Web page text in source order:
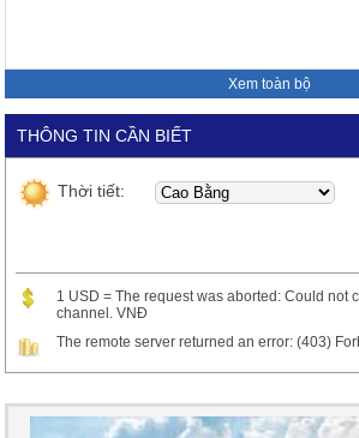
Xem toàn bộ
THÔNG TIN CẦN BIẾT
Thời tiết:
1 USD = The request was aborted: Could not
channel. VNĐ
The remote server returned an error: (403)